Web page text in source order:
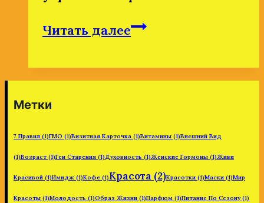
Читать далееКомплексная
красоты.
Метки
7 Правил (1)ГМО (1)Визитная Карточка (1)Витамины (1)Внешний Вид
(1)Возраст (1)Ген Старения (1)Духовность (1)Женские Гормоны (1)Живи
Красивой (1)Имидж (1)Кофе (1)Красота (2)Красотки (1)Маски (1)Мир
Красоты (1)Молодость (1)Образ Жизни (1)Парфюм (1)Питание По Сезону(1)